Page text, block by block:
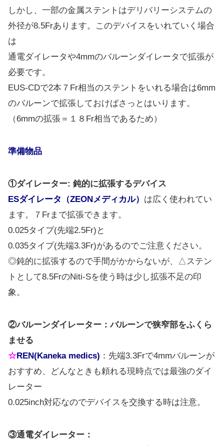
しかし、一部の金属ステントはデリバリーシステムの
外径が8.5Frあります。このデバイスをいれていく場合
は
通電ダイレータや4mmのバルーンダイレータで拡張が
必要です。
EUS-CDで2本７Fr相当のステントをいれる場合は6mm
のバルーンで拡張しておけばさっとはいります。
（6mmの拡張＝１８Fr相当であるため）
準備物品
①ダイレーター: 鈍的に拡張するデバイス
ESダイレータ（ZEONメディカル） は広く使われてい
ます。７Frまで拡張できます。
0.025タイプ(先端2.5Fr)と
0.035タイプ(先端3.3Fr)があるのでご注意ください。
◎鈍的に拡張するので手間がかからないが、△ステン
トとして8.5FrのNiti-Sを使う時は少し拡張不足の印
象。
②バルーンダイレーター：バルーンで狭窄部をふくら
ませる
☆REN(Kaneka medics) ：先端3.3Frで4mmバルーンが
おすすめ、どんなときも頼れる現時点では最強のダイ
レーター
0.025inch対応なのでデバイスを交換する時は注意。
③通電ダイレーター：